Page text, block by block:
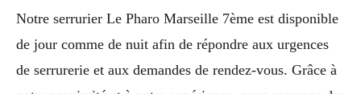
Notre serrurier Le Pharo Marseille 7ème est disponible
de jour comme de nuit afin de répondre aux urgences
de serrurerie et aux demandes de rendez-vous. Grâce à